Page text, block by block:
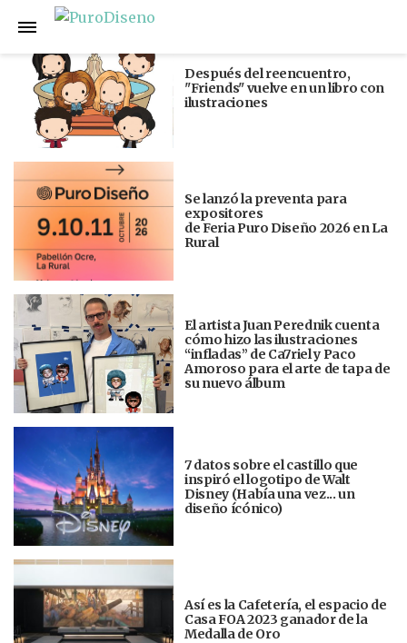
Anterior
Después del reencuentro,
"Friends" vuelve en un libro con
ilustraciones
Se lanzó la preventa para
expositores
de Feria Puro Diseño 2026 en La
Rural
El artista Juan Perednik cuenta
cómo hizo las ilustraciones
“infladas” de Ca7riel y Paco
Amoroso para el arte de tapa de
su nuevo álbum
7 datos sobre el castillo que
inspiró el logotipo de Walt
Disney (Había una vez... un
diseño ícónico)
Así es la Cafetería, el espacio de
Casa FOA 2023 ganador de la
Medalla de Oro
Siguiente